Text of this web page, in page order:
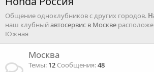
Общение одноклубников с других городов.
наш клубный автосервис в Москве
Южная
Москва
Темы 12 Сообщения 48